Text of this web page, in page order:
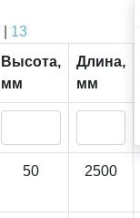
13
Высота,
мм
Длина,
мм
50 2500